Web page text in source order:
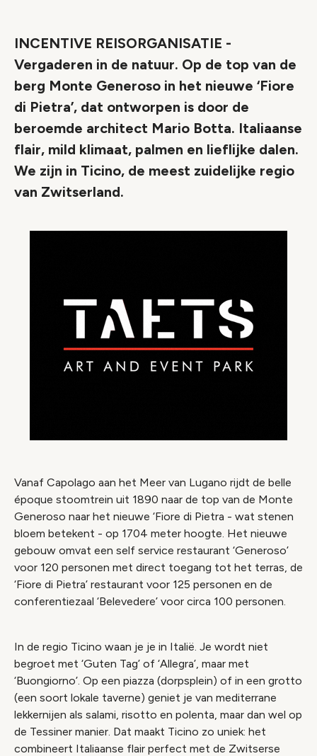
INCENTIVE REISORGANISATIE -
Vergaderen in de natuur. Op de top van de
berg Monte Generoso in het nieuwe ‘Fiore
di Pietra’, dat ontworpen is door de
beroemde architect Mario Botta. Italiaanse
flair, mild klimaat, palmen en lieflijke dalen.
We zijn in Ticino, de meest zuidelijke regio
van Zwitserland.
Vanaf Capolago aan het Meer van Lugano rijdt de belle
époque stoomtrein uit 1890 naar de top van de Monte
Generoso naar het nieuwe ‘Fiore di Pietra - wat stenen
bloem betekent - op 1704 meter hoogte. Het nieuwe
gebouw omvat een self service restaurant ‘Generoso’
voor 120 personen met direct toegang tot het terras, de
‘Fiore di Pietra’ restaurant voor 125 personen en de
conferentiezaal ‘Belevedere’ voor circa 100 personen.
In de regio Ticino waan je je in Italië. Je wordt niet
begroet met ‘Guten Tag’ of ‘Allegra’, maar met
‘Buongiorno’. Op een piazza (dorpsplein) of in een grotto
(een soort lokale taverne) geniet je van mediterrane
lekkernijen als salami, risotto en polenta, maar dan wel op
de Tessiner manier. Dat maakt Ticino zo uniek: het
combineert Italiaanse flair perfect met de Zwitserse